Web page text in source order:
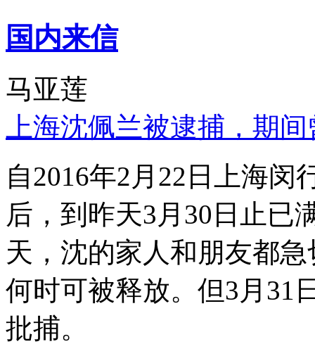
国内来信
马亚莲
上海沈佩兰被逮捕，期
自2016年2月22日上海
后，到昨天3月30日止已
天，沈的家人和朋友都
何时可被释放。但3月31
批捕。